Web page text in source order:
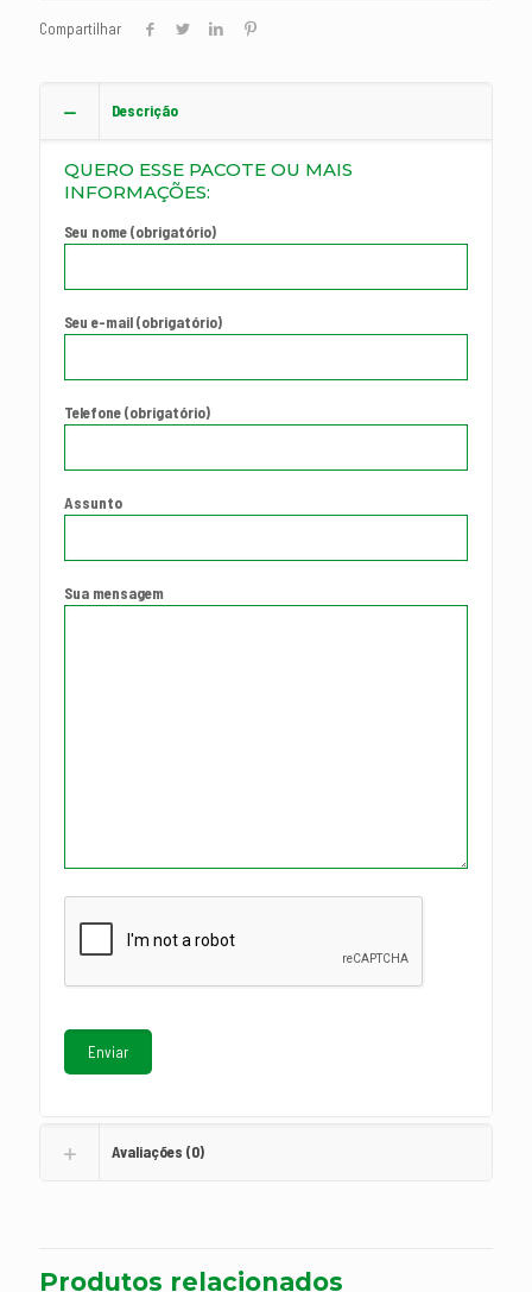
Compartilhar
Descrição
QUERO ESSE PACOTE OU MAIS
INFORMAÇÕES:
Seu nome (obrigatório)
Seu e-mail (obrigatório)
Telefone (obrigatório)
Assunto
Sua mensagem
Avaliações (0)
Produtos relacionados